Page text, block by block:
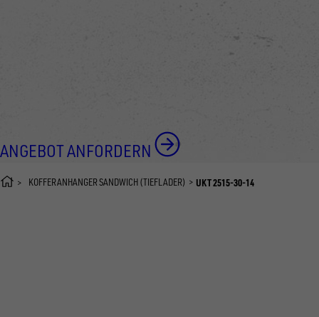
ANGEBOT ANFORDERN
KOFFERANHÄNGER SANDWICH (TIEFLADER) UKT 2515-30-14